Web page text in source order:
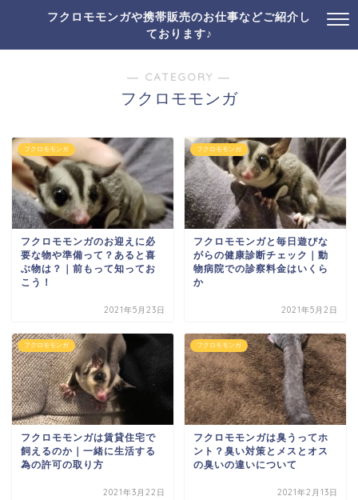
フクロモモンガや携帯販売のお仕事などご紹介し
ております♪
― CATEGORY ―
フクロモモンガ
フクロモモンガ
フクロモモンガのお迎えに必
要な物や準備って？あると喜
ぶ物は？｜前もって知ってお
こう！
2021年5月23日
フクロモモンガ
フクロモモンガと毎日遊びな
がらの健康診断チェック｜動
物病院での診察料金はいくら
か
2021年5月2日
フクロモモンガ
フクロモモンガは賃貸住宅で
飼えるのか｜一緒に生活する
為の許可の取り方
2021年3月22日
フクロモモンガ
フクロモモンガは臭うってホ
ント？臭い対策とメスとオス
の臭いの違いについて
2021年2月13日